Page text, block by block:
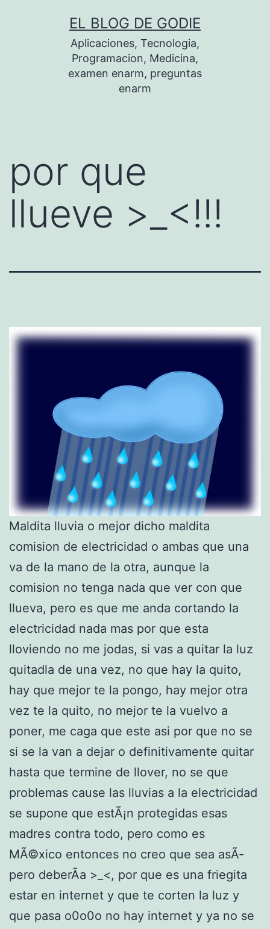
EL BLOG DE GODIE
Aplicaciones, Tecnologia,
Programacion, Medicina,
examen enarm, preguntas
enarm
por que
llueve >_<!!!
Maldita lluvia o mejor dicho maldita
comision de electricidad o ambas que una
va de la mano de la otra, aunque la
comision no tenga nada que ver con que
llueva, pero es que me anda cortando la
electricidad nada mas por que esta
lloviendo no me jodas, si vas a quitar la luz
quitadla de una vez, no que hay la quito,
hay que mejor te la pongo, hay mejor otra
vez te la quito, no mejor te la vuelvo a
poner, me caga que este asi por que no se
si se la van a dejar o definitivamente quitar
hasta que termine de llover, no se que
problemas cause las lluvias a la electricidad
se supone que estÃ¡n protegidas esas
madres contra todo, pero como es
MÃ©xico entonces no creo que sea asÃ­
pero deberÃ­a >_<, por que es una friegita
estar en internet y que te corten la luz y
que pasa o0o0o no hay internet y ya no se